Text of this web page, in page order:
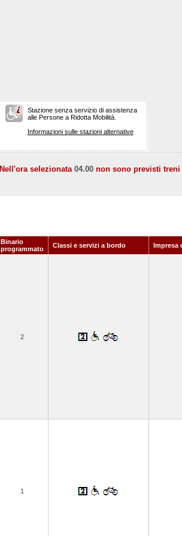
Stazione senza servizio di assistenza
alle Persone a Ridotta Mobilità.
Informazioni sulle stazioni alternative
Nell'ora selezionata 04.00 non sono previsti
Binario
programmato
Classi e servizi a bordo Impresa
2
1